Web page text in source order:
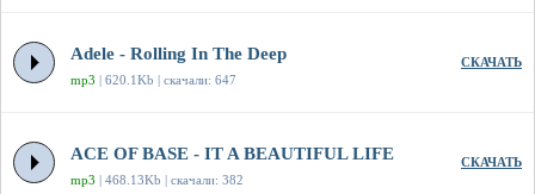
Adele - Rolling In The Deep
mp3 | 620.1Kb | скачали: 647
СКАЧАТЬ
ACE OF BASE - IT A BEAUTIFUL LIFE
mp3 | 468.13Kb | скачали: 382
СКАЧАТЬ